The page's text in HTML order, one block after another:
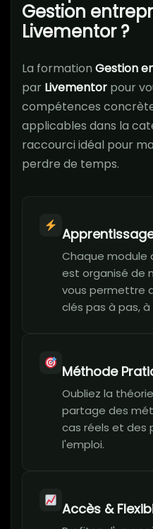
Gestion
Livementor ?
La formation Gestion
par Livementor pour
compétences
applicables dans la
raccourci idéal pour
perdre de temps.
Chaque module
est organisé de
vous permettre
clés pas à pas,
Méthode
Oubliez la
partage des
cas réels et des
l'emploi.
Accès &